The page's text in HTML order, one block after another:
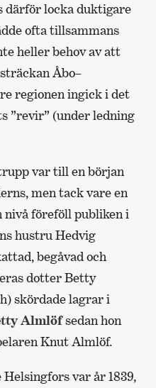
därför locka duktigare
ofta tillsammans
heller behov av att
Åbo–
regionen ingick i det
”revir” (under ledning
var till en början
men tack vare en
nivå föreföll publiken i
hustru Hedvig
begåvad och
dotter Betty
skördade lagrar i
Almlöfsedan hon
Knut Almlöf.
var år 1839,